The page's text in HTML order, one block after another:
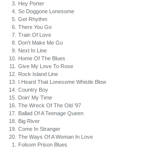
3.
Hey Porter
4. So Doggone Lonesome
5. Get Rhythm
6. There You Go
7. Train Of Love
8.
Don't Make Me Go
9.
Next In Line
10.
Home Of The Blues
11.
Give My Love To Rose
12.
Rock Island Line
13.
I Heard That Lonesome Whistle Blow
14. Country Boy
15.
Doin' My Time
16. The Wreck Of The Old '97
17.
Ballad Of A Teenage Queen
18.
Big River
19. Come In Stranger
20. The Ways Of A Woman In Love
1.
Folsom Prison Blues